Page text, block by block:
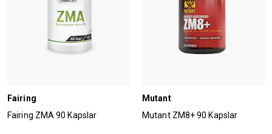
Fairing
Fairing ZMA 90 Kapslar
Mutant
Mutant ZM8+ 90 Kapslar